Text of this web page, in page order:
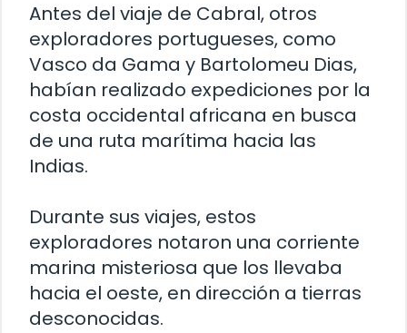
Antes del viaje de Cabral, otros
exploradores portugueses, como
Vasco da Gama y Bartolomeu Dias,
habían realizado expediciones por la
costa occidental africana en busca
de una ruta marítima hacia las
Indias.
Durante sus viajes, estos
exploradores notaron una corriente
marina misteriosa que los llevaba
hacia el oeste, en dirección a tierras
desconocidas.